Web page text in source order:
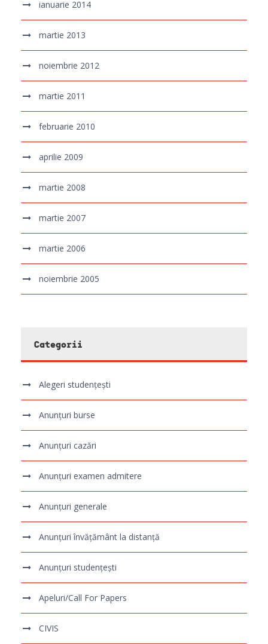
ianuarie 2014
martie 2013
noiembrie 2012
martie 2011
februarie 2010
aprilie 2009
martie 2008
martie 2007
martie 2006
noiembrie 2005
Categorii
Alegeri studențești
Anunțuri burse
Anunțuri cazări
Anunțuri examen admitere
Anunțuri generale
Anunțuri învățământ la distanță
Anunțuri studențești
Apeluri/Call For Papers
CIVIS